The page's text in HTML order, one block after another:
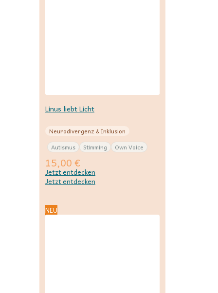
Linus liebt Licht
Neurodivergenz & Inklusion
Autismus
Stimming Own Voice
15,00€
Jetzt entdecken
Jetzt entdecken
NEU